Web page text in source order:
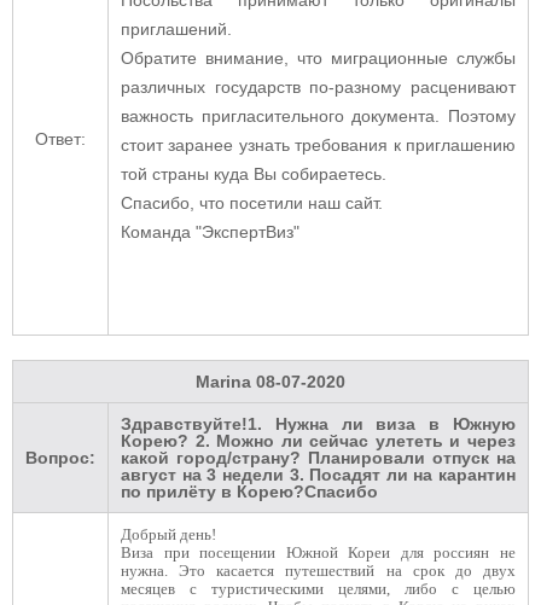
Ответ:
приглашений.
Обратите внимание, что миграционные службы
различных государств по-разному расценивают
важность пригласительного документа. Поэтому
стоит заранее узнать требования к приглашению
той страны куда Вы собираетесь.
Спасибо, что посетили наш сайт.
Команда "ЭкспертВиз"
Marina 08-07-2020
Вопрос:
Здравствуйте!1. Нужна ли виза в Южную
Корею? 2. Можно ли сейчас улететь и через
какой город/страну? Планировали отпуск на
август на 3 недели 3. Посадят ли на карантин
по прилёту в Корею?Спасибо
Добрый день!
Виза при посещении Южной Кореи для россиян не
нужна. Это касается путешествий на срок до двух
месяцев с туристическими целями, либо с целью